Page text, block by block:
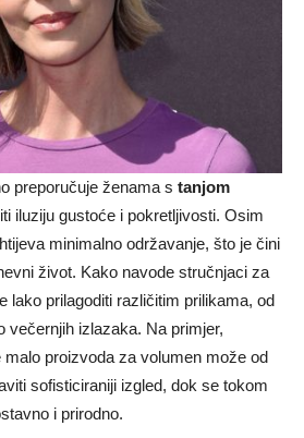
preporučuje ženama s tanjom
iluziju gustoće i pokretljivosti. Osim
minimalno održavanje, što je čini
život. Kako navode stručnjaci za
lako prilagoditi različitim prilikama, od
večernjih izlazaka. Na primjer,
malo proizvoda za volumen može od
sofisticiraniji izgled, dok se tokom
i prirodno.